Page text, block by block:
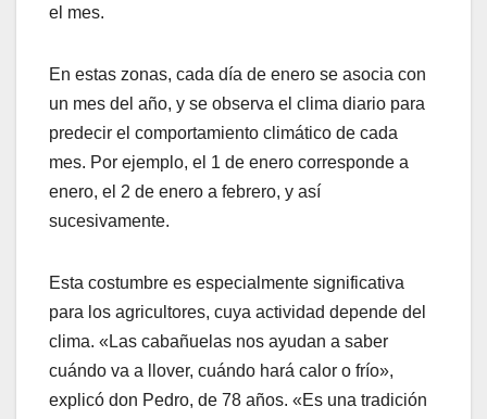
el mes.
En estas zonas, cada día de enero se asocia con
un mes del año, y se observa el clima diario para
predecir el comportamiento climático de cada
mes. Por ejemplo, el 1 de enero corresponde a
enero, el 2 de enero a febrero, y así
sucesivamente.
Esta costumbre es especialmente significativa
para los agricultores, cuya actividad depende del
clima. «Las cabañuelas nos ayudan a saber
cuándo va a llover, cuándo hará calor o frío»,
explicó don Pedro, de 78 años. «Es una tradición